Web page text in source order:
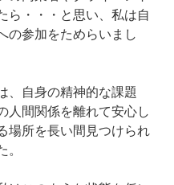
ら・・・と思い、私は自
の参加をためらいまし
、自身の精神的な課題
人間関係を離れて安心し
場所を長い間見つけられ